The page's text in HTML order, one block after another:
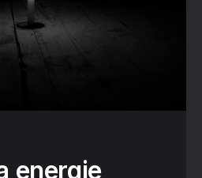
energie